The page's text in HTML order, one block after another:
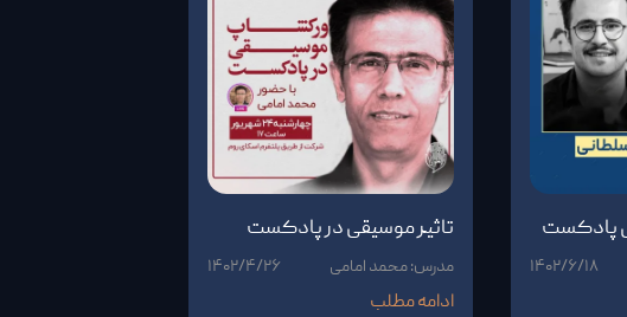
پادکست
۱۴۰۲/۶/۱۸
تاثیر موسیقی در پادکست
مدرس: محمد امامی ۱۴۰۲/۴/۲۶
ادامه مطلب